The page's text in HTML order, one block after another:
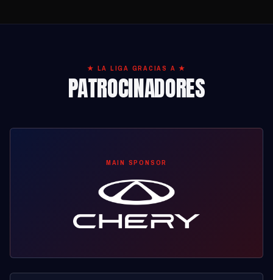
★ LA LIGA GRACIAS A ★
PATROCINADORES
MAIN SPONSOR